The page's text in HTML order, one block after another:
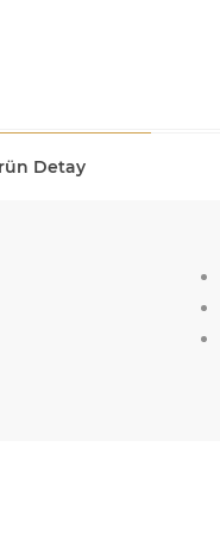
Detay